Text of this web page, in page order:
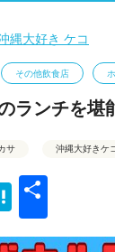
縄大好き ケコ
その他飲食店
ランチを堪
サ 沖縄大好きケ
Hatena